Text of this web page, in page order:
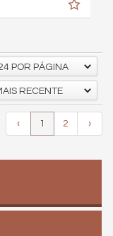
POR PÁGINA
RECENTE
‹ 1 2
›